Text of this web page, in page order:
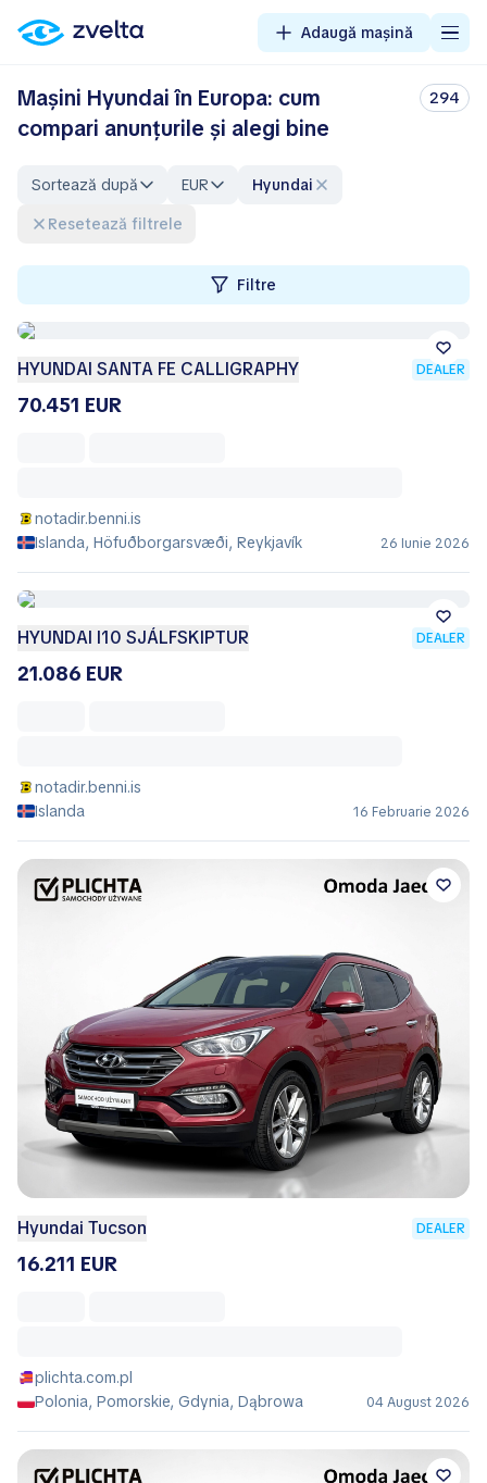
Adaugă mașină
Mașini Hyundai în Europa: cum
compari anunțurile și alegi bine
294
Sortează după EUR
Hyundai
Resetează filtrele
Filtre
HYUNDAI SANTA FE CALLIGRAPHY DEALER
70.451 EUR
notadir.benni.is
Islanda, Höfuðborgarsvæði, Reykjavík
26 Iunie 2026
HYUNDAI I10 SJÁLFSKIPTUR DEALER
21.086 EUR
notadir.benni.is
Islanda
16 Februarie 2026
Hyundai Tucson DEALER
16.211 EUR
plichta.com.pl
Polonia, Pomorskie, Gdynia, Dąbrowa
04 August 2026